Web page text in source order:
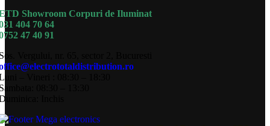
Showroom Corpuri de Iluminat
404 70 64
47 40 91
Vergului, nr. 65, sector 2, Bucuresti
– Vineri : 08:30 – 18:30
08:30 – 13:30
Inchis